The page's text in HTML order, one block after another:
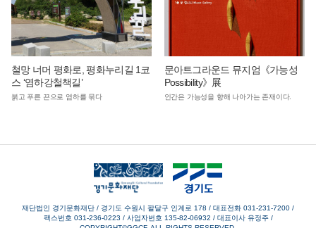
철망 너머 평화로, 평화누리길 1코
스 ‘염하강철책길’
붉고 푸른 끈으로 염하를 묶다
문아트그라운드 뮤지엄《가능성
Possibility》展
인간은 가능성을 향해 나아가는 존재이다.
재단법인 경기문화재단 / 경기도 수원시 팔달구 인계로 178 / 대표전화 031-231-7200 /
팩스번호 031-236-0223 / 사업자번호 135-82-06932 / 대표이사 유정주/